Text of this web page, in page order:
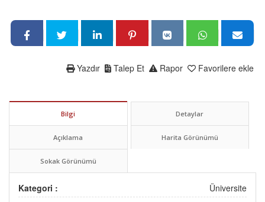
Favorilere ekle
Rapor
Talep Et
Yazdır
Bilgi Detaylar
Açıklama Harita Görünümü
Sokak Görünümü
Kategori :
Üniversite